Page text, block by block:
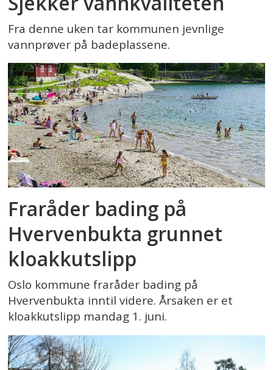
Fra denne uken tar kommunen jevnlige
vannprøver på badeplassene.
Fraråder bading på
Hvervenbukta grunnet
kloakkutslipp
Oslo kommune fraråder bading på
Hvervenbukta inntil videre. Årsaken er et
kloakkutslipp mandag 1. juni.